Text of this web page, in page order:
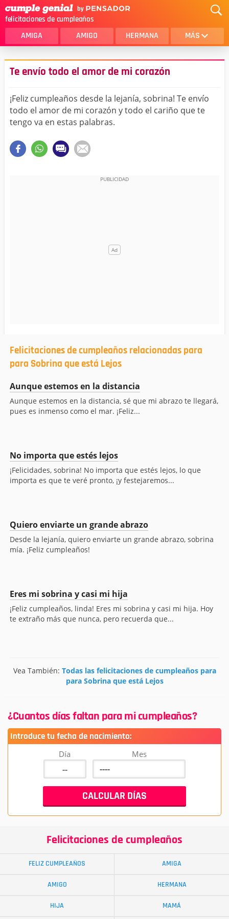
felicitaciones de cumpleaños
AMIGA AMIGO HERMANA MÁS
MAMA
AMOR
SOBRINA
HIJA
HERMANO
NOVIA
Te envío todo el amor de mi corazón
¡Feliz cumpleaños desde la lejanía, sobrina! Te envío
todo el amor de mi corazón y todo el cariño que te
tengo va en estas palabras.
Felicitaciones de cumpleaños relacionadas para
para Sobrina que está Lejos
Aunque estemos en la distancia
Aunque estemos en la distancia, sé que mi abrazo te llegará,
pues es inmenso como el mar. ¡Feliz...
No importa que estés lejos
¡Felicidades, sobrina! No importa que estés lejos, lo que
importa es que te veré pronto, ¡y festejaremos...
Quiero enviarte un grande abrazo
Desde la lejanía, quiero enviarte un grande abrazo, sobrina
mía. ¡Feliz cumpleaños!
Eres mi sobrina y casi mi hija
¡Feliz cumpleaños, linda! Eres mi sobrina y casi mi hija. Hoy
te extraño más que nunca, pero recuerda que...
Vea También: Todas las felicitaciones de cumpleaños para
para Sobrina que está Lejos
¿Cuantos días faltan para mi cumpleaños?
Introduce tu fecha de nacimiento:
Día Mes
Felicitaciones de cumpleaños
FELIZ CUMPLEAÑOS AMIGA
AMIGO HERMANA
HIJA MAMÁ